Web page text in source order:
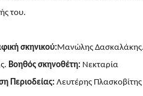
του.
σκηνικού:Μανώλης Δασκαλάκης.
Βοηθός σκηνοθέτη: Νεκταρία
Περιοδείας: Λευτέρης Πλασκοβίτης